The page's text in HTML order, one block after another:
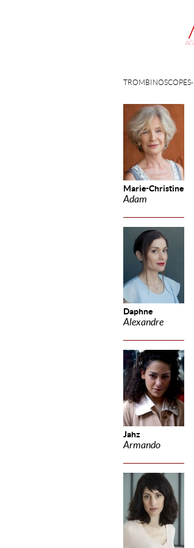
Marie-Christine
Adam
Daphne
Alexandre
Jahz
Armando
TROMBINOSCOPES